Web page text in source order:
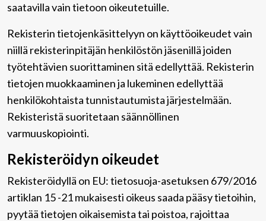
saatavilla vain tietoon oikeutetuille.
Rekisterin tietojenkäsittelyyn on käyttöoikeudet vain
niillä rekisterinpitäjän henkilöstön jäsenillä joiden
työtehtävien suorittaminen sitä edellyttää. Rekisterin
tietojen muokkaaminen ja lukeminen edellyttää
henkilökohtaista tunnistautumista järjestelmään.
Rekisteristä suoritetaan säännöllinen
varmuuskopiointi.
Rekisteröidyn oikeudet
Rekisteröidyllä on EU: tietosuoja-asetuksen 679/2016
artiklan 15 -21 mukaisesti oikeus saada pääsy tietoihin,
pyytää tietojen oikaisemista tai poistoa, rajoittaa